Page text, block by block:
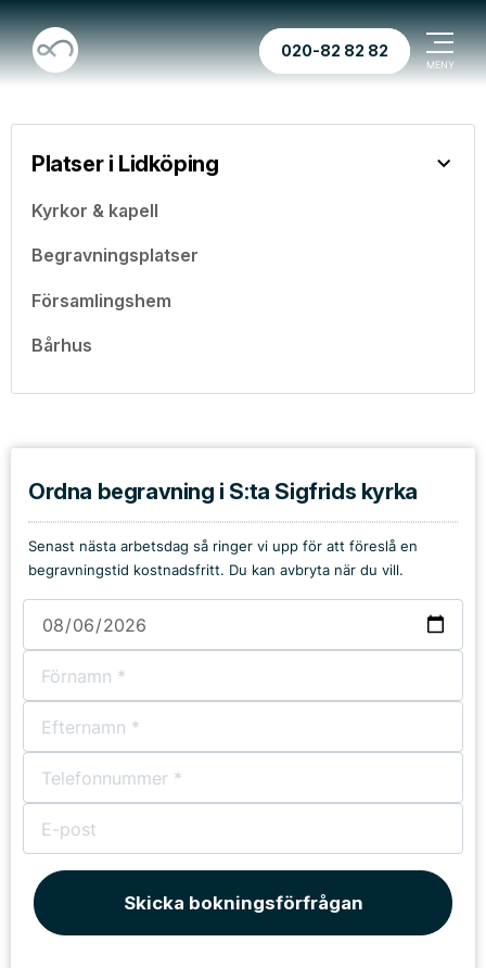
020-82 82 82
Platser i Lidköping
Kyrkor & kapell
Begravningsplatser
Församlingshem
Bårhus
Ordna begravning i S:ta Sigfrids kyrka
Senast nästa arbetsdag så ringer vi upp för att föreslå en
begravningstid kostnadsfritt. Du kan avbryta när du vill.
Skicka bokningsförfrågan